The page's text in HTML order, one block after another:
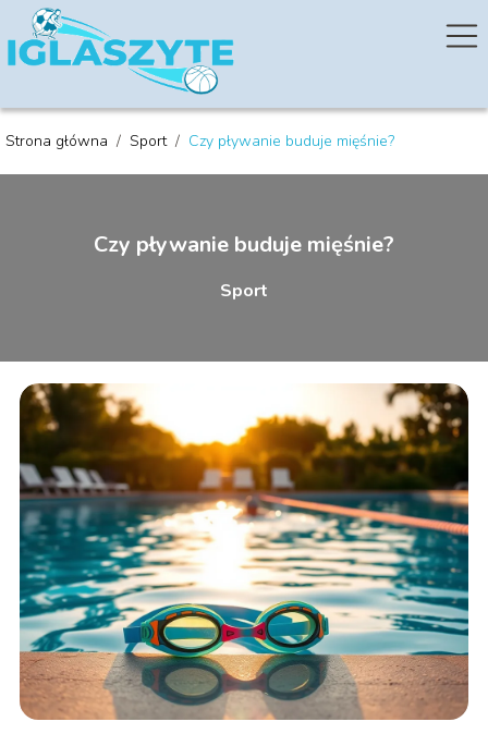
Strona główna / Sport / Czy pływanie buduje mięśnie?
Czy pływanie buduje mięśnie?
Sport